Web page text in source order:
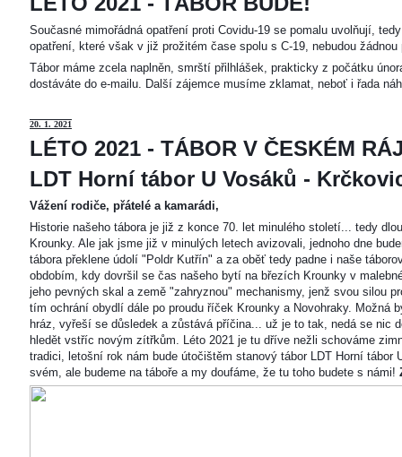
Současné mimořádná opatření proti Covidu-19 se pomalu uvolňují,
opatření, které však v již prožitém čase spolu s C-19, nebudou žádnou
Tábor máme zcela naplněn, smrští přilhlášek, prakticky z počátku
dostáváte do e-mailu. Další zájemce musíme zklamat, neboť i řada
20. 1. 2021
LÉTO 2021 - TÁBOR V ČESKÉM
LDT Horní tábor U Vosáků -
Vážení rodiče, přátelé a kamarádi,
Historie našeho tábora je již z konce 70. let minulého století... tedy
Krounky. Ale jak jsme již v minulých letech avizovali, jednoho dne
tábora překlene údolí "Poldr Kutřín" a za oběť tedy padne i naše
obdobím, kdy dovršil se čas našeho bytí na březích Krounky v
jeho pevných skal a země "zahryznou" mechanismy, jenž svou silou
tím ochrání obydlí dále po proudu říček Krounky a Novohraky. Možná
hráz, vyřeší se důsledek a zůstává příčina... už je to tak, nedá se nic
hledět vstříc novým zítřkům. Léto 2021 je tu dříve nežli schováme
tradici, letošní rok nám bude útočištěm stanový tábor LDT Horní tábor
svém, ale budeme na táboře a my doufáme, že tu toho budete s námi!